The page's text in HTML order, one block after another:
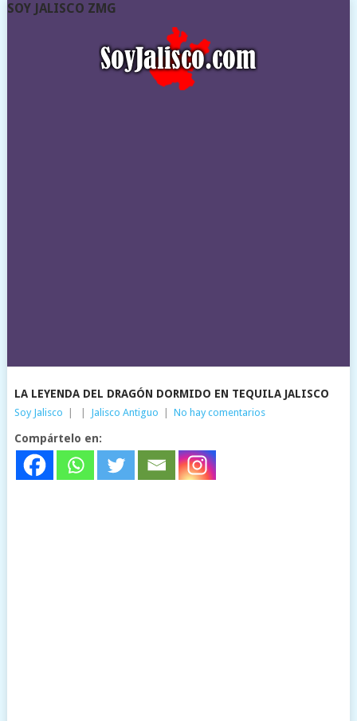
SOY JALISCO ZMG
LA LEYENDA DEL DRAGÓN DORMIDO EN TEQUILA JALISCO
Soy Jalisco Jalisco Antiguo No hay comentarios
Compártelo en: